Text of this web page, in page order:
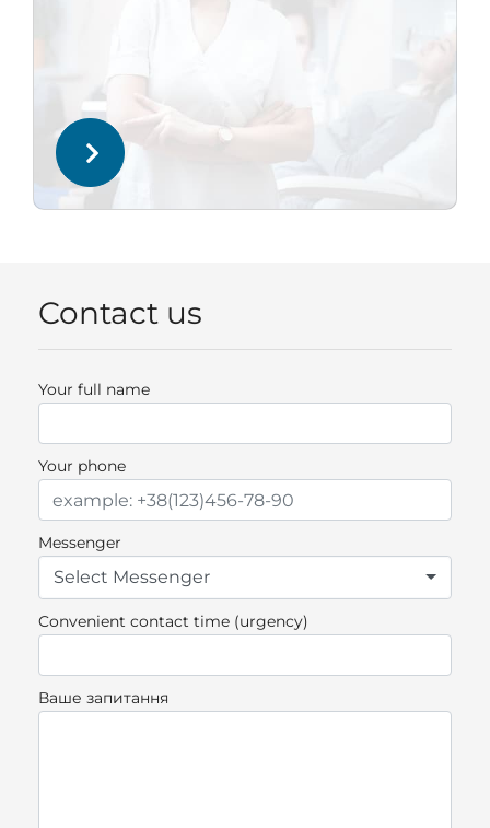
Contact us
Your full name
Your phone
Messenger
Select Messenger
Convenient contact time (urgency)
Ваше запитання